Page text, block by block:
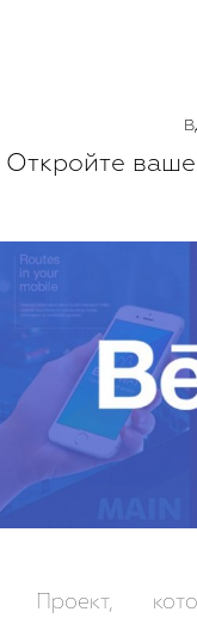
Откройте
Проект,